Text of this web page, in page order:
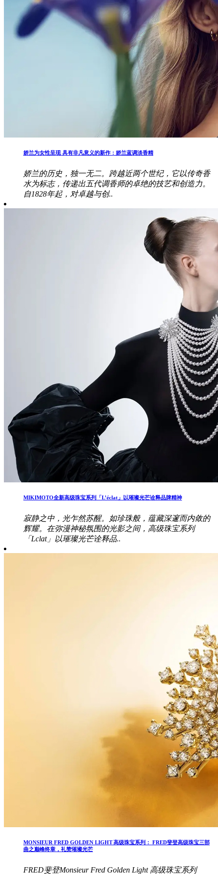
娇兰为女性呈现 具有非凡意义的新作：娇兰蓝调淡香精
娇兰的历史，独一无二。跨越近两个世纪，它以传奇香
水为标志，传递出五代调香师的卓绝的技艺和创造力。
自1828年起，对卓越与创..
MIKIMOTO全新高级珠宝系列「L’éclat」以璀璨光芒诠释品牌精神
寂静之中，光乍然苏醒。如珍珠般，蕴藏深邃而内敛的
辉耀。在弥漫神秘氛围的光影之间，高级珠宝系列
「Lclat」以璀璨光芒诠释品..
MONSIEUR FRED GOLDEN LIGHT 高级珠宝系列： FRED斐登高级珠宝三部
曲之巅峰终章，礼赞璀璨光芒
FRED斐登Monsieur Fred Golden Light 高级珠宝系列